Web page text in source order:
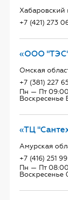
Хабаровский
+7 (421) 273
«ООО
Омская
+7 (381) 227
Пн — Пт
Воскресенье
«ТЦ
Амурская
+7 (416) 251
Пн — Пт
Воскресенье